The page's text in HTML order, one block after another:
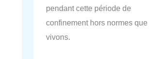
pendant cette période de
confinement hors normes
vivons.